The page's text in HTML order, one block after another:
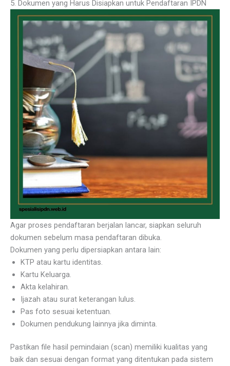
5. Dokumen yang Harus Disiapkan untuk Pendaftaran IPDN
Agar proses pendaftaran berjalan lancar, siapkan seluruh
dokumen sebelum masa pendaftaran dibuka.
Dokumen yang perlu dipersiapkan antara lain:
KTP atau kartu identitas.
Kartu Keluarga.
Akta kelahiran.
Ijazah atau surat keterangan lulus.
Pas foto sesuai ketentuan.
Dokumen pendukung lainnya jika diminta.
Pastikan file hasil pemindaian (scan) memiliki kualitas yang
baik dan sesuai dengan format yang ditentukan pada sistem